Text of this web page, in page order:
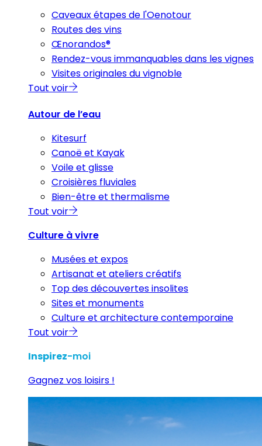
Caveaux étapes de l'Oenotour
Routes des vins
Œnorandos®
Rendez-vous immanquables dans les vignes
Visites originales du vignoble
Tout voir
Autour de l’eau
Kitesurf
Canoë et Kayak
Voile et glisse
Croisières fluviales
Bien-être et thermalisme
Tout voir
Culture à vivre
Musées et expos
Artisanat et ateliers créatifs
Top des découvertes insolites
Sites et monuments
Culture et architecture contemporaine
Tout voir
Inspirez-moi
Gagnez vos loisirs !